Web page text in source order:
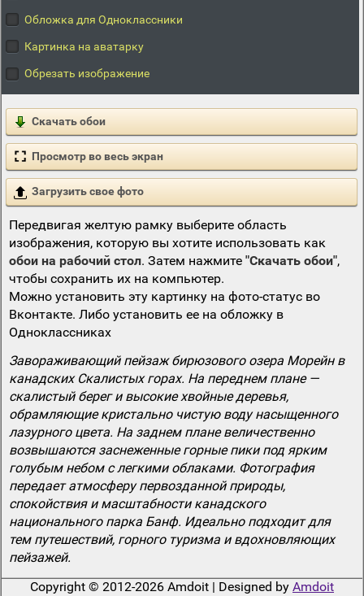
Обложка для Одноклассники
Картинка на аватарку
Обрезать изображение
Скачать обои
Просмотр во весь экран
Загрузить свое фото
Передвигая желтую рамку выберите область
изображения, которую вы хотите использовать как
обои на рабочий стол. Затем нажмите "Скачать обои",
чтобы сохранить их на компьютер.
Можно установить эту картинку на фото-статус во
Вконтакте. Либо установить ее на обложку в
Одноклассниках
Завораживающий пейзаж бирюзового озера Морейн в
канадских Скалистых горах. На переднем плане —
скалистый берег и высокие хвойные деревья,
обрамляющие кристально чистую воду насыщенного
лазурного цвета. На заднем плане величественно
возвышаются заснеженные горные пики под ярким
голубым небом с легкими облаками. Фотография
передает атмосферу первозданной природы,
спокойствия и масштабности канадского
национального парка Банф. Идеально подходит для
тем путешествий, горного туризма и вдохновляющих
пейзажей.
Copyright © 2012-2026 Amdoit | Designed by Amdoit